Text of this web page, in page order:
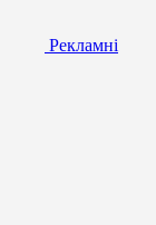
Рекламні